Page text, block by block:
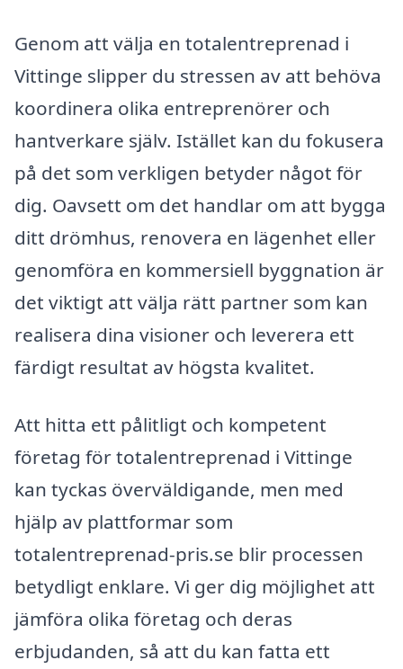
Genom att välja en totalentreprenad i
Vittinge slipper du stressen av att behöva
koordinera olika entreprenörer och
hantverkare själv. Istället kan du fokusera
på det som verkligen betyder något för
dig. Oavsett om det handlar om att bygga
ditt drömhus, renovera en lägenhet eller
genomföra en kommersiell byggnation är
det viktigt att välja rätt partner som kan
realisera dina visioner och leverera ett
färdigt resultat av högsta kvalitet.
Att hitta ett pålitligt och kompetent
företag för totalentreprenad i Vittinge
kan tyckas överväldigande, men med
hjälp av plattformar som
totalentreprenad-pris.se blir processen
betydligt enklare. Vi ger dig möjlighet att
jämföra olika företag och deras
erbjudanden, så att du kan fatta ett